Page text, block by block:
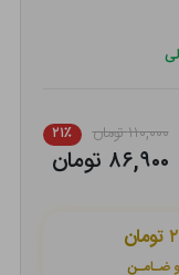
۱۱۰,۰۰۰ تومان ۲۱٪
۸۶,۹۰۰ تومان